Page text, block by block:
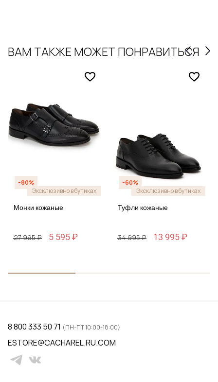
ВАМ ТАКЖЕ МОЖЕТ ПОНРАВИТЬСЯ
-80%
Эксклюзивно в бутиках
Монки кожаные
27 995 ₽ 5 595 ₽
-60%
Эксклюзивно в бутиках
Туфли кожаные
34 995 ₽ 13 995 ₽
8 800 333 50 71 (ПН-ПТ 10:00-18:00)
ESTORE@CACHAREL.RU.COM